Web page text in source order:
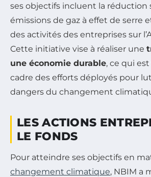
ses objectifs incluent la réduction
émissions de gaz à effet de serre
des activités des entreprises sur
Cette initiative vise à réaliser une
une économie durable, ce qui
cadre des efforts déployés pour
dangers du changement
LES ACTIONS
LE FONDS
Pour atteindre ses objectifs en
changement climatique, NBIM a